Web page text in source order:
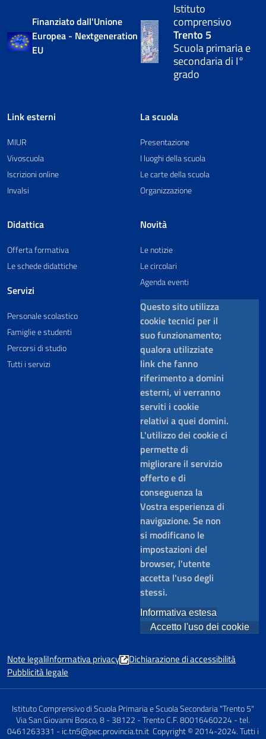
Finanziato dall'Unione
Europea - Nextgeneration
EU
Istituto
comprensivo
Trento 5
Scuola primaria e
secondaria di I°
grado
Link esterni
MIUR
Vivoscuola
Iscrizioni online
Invalsi
La scuola
Presentazione
I luoghi della scuola
Le carte della scuola
Organizzazione
Didattica
Offerta formativa
Le schede didattiche
Servizi
Personale scolastico
Famiglie e studenti
Percorsi di studio
Tutti i servizi
Novità
Le notizie
Le circolari
Agenda eventi
Questo sito utilizza
cookie tecnici per il
suo funzionamento;
qualora utilizziate
link che fanno
riferimento a domini
esterni, vi verranno
serviti i cookie
relativi a quei domini.
L'utilizzo dei cookie ci
permette di
migliorare il servizio
offerto e di
conseguenza la
Vostra esperienza di
navigazione. Se non
si modificano le
impostazioni del
browser, l'utente
accetta l'uso degli
stessi.
Informativa estesa
Accetto l'uso dei cookie
Note legaliInformativa privacy
Dichiarazione di accessibilità
Pubblicità legale
Istituto Comprensivo di Scuola Primaria e Scuola Secondaria "Trento 5"
Via San Giovanni Bosco, 8 - 38122 - Trento C.F. 80016460224 - tel.
0461263331 - ic.tn5@pec.provincia.tn.it Copyright © 2014-2024. Tutti i